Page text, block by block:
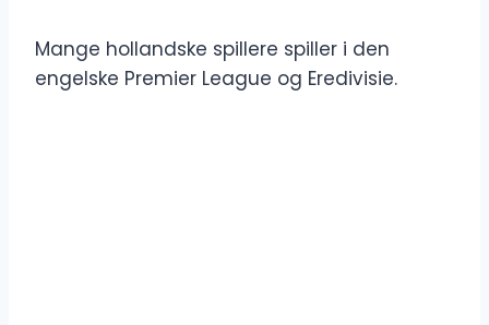
Mange hollandske spillere spiller i den
engelske Premier League og Eredivisie.